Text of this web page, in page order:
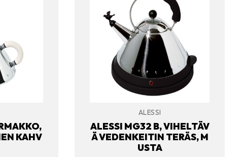
KAHV
ALESSI
ALESSI MG32 B, VIHELTÄV
Ä VEDENKEITIN TERÄS, M
USTA